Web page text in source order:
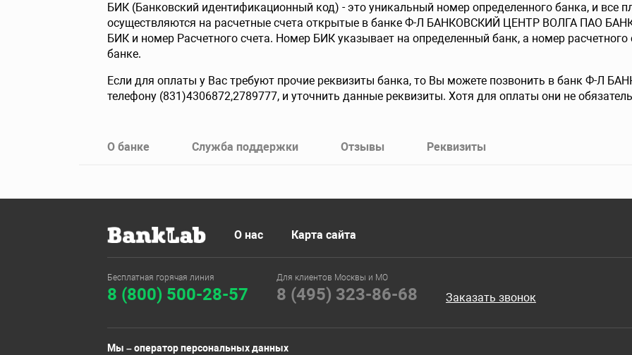
БИК (Банковский идентификационный код) - это уникальный номер определенного банка, и все
осуществляются на расчетные счета открытые в банке Ф-Л БАНКОВСКИЙ ЦЕНТР ВОЛГА ПАО
БИК и номер Расчетного счета. Номер БИК указывает на определенный банк, а номер
банке.
Если для оплаты у Вас требуют прочие реквизиты банка, то Вы можете позвонить в банк Ф-Л
телефону (831)4306872,2789777, и уточнить данные реквизиты. Хотя для оплаты они не
О банке Служба поддержки Отзывы Реквизиты
О нас Карта сайта
Бесплатная горячая линия
8 (800) 500-28-57
Для клиентов Москвы и МО
8 (495) 323-86-68 Заказать звонок
Мы – оператор персональных данных